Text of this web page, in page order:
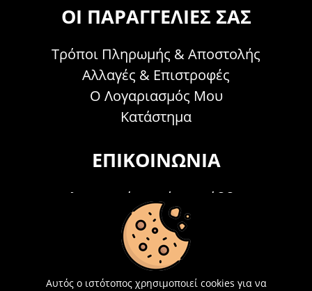
ΟΙ ΠΑΡΑΓΓΕΛΊΕΣ ΣΑΣ
Τρόποι Πληρωμής & Αποστολής
Αλλαγές & Επιστροφές
Ο Λογαριασμός Μου
Κατάστημα
ΕΠΙΚΟΙΝΩΝΊΑ
Τηλεφωνικά Δευτέρα - Σάββατο
09:00 - 15:00
Τ: 26214 00104
info@acosmetics.gr
Αυτός ο ιστότοπος χρησιμοποιεί cookies για να